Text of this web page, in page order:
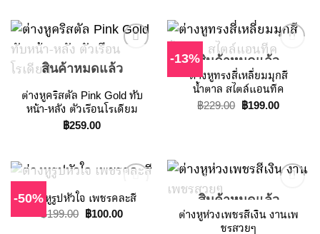
Wishlist
สินค้าหมดแล้ว
ต่างหูคริสตัล Pink Gold ทับ
หน้า-หลัง ตัวเรือนโรเดียม
฿259.00
-13%
Add to
Wishlist
สินค้าหมดแล้ว
ต่างหูทรงสี่เหลี่ยมมุกสี
น้ำตาล สไตล์แอนทีค
฿229.00 Original
฿199.00Current
-50%สินค้าหมดแล้ว
ต่างหูรูปหัวใจ เพชรคละสี
฿199.00 Original
฿100.00Current
สินค้าหมดแล้ว
ต่างหูห่วงเพชรสีเงิน งานเพ
ชรสวยๆ